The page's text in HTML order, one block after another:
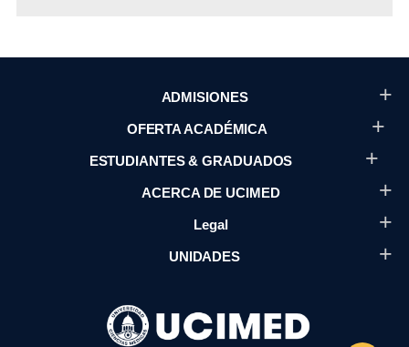
ADMISIONES
OFERTA ACADÉMICA
ESTUDIANTES & GRADUADOS
ACERCA DE UCIMED
Legal
UNIDADES